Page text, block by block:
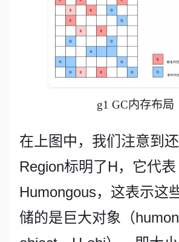
g1 GC内存布局
在上图中，我们注意到
Region标明了H，它代表
Humongous，这表示这
储的是巨大对象（